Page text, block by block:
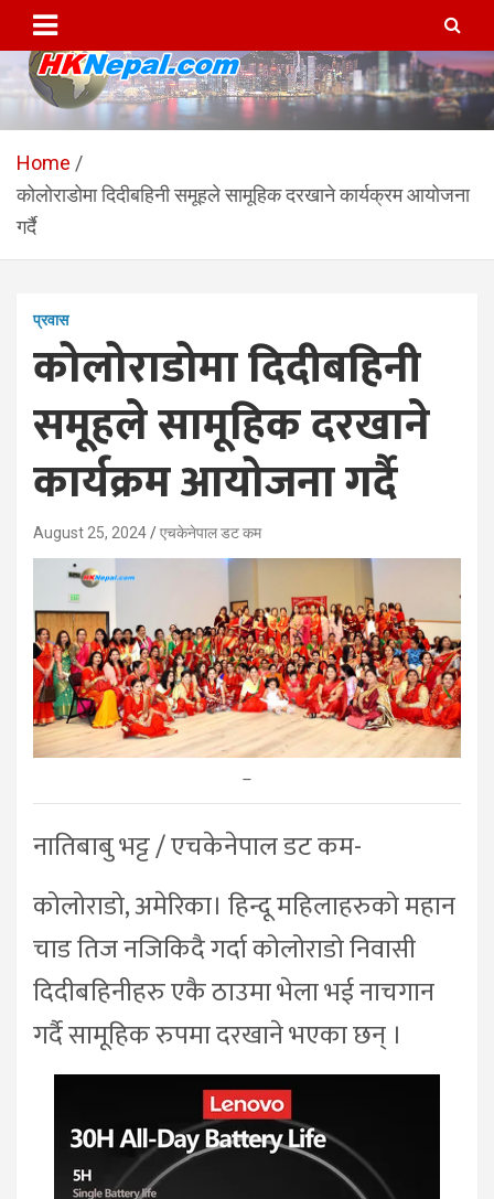
content
HKNepal.com – हङकङबाट
सञ्चालित पहिलो नेपाली अनलाईन
पत्रिका
hknepal, hknepal.com, hk nepal, hk nepal com
Home
कोलोराडोमा दिदीबहिनी समूहले सामूहिक दरखाने कार्यक्रम आयोजना
गर्दै
प्रवास
कोलोराडोमा दिदीबहिनी
समूहले सामूहिक दरखाने
कार्यक्रम आयोजना गर्दै
August 25, 2024 एचकेनेपाल डट कम
–
नातिबाबु भट्ट / एचकेनेपाल डट कम-
कोलोराडो, अमेरिका। हिन्दू महिलाहरुको महान
चाड तिज नजिकिदै गर्दा कोलोराडो निवासी
दिदीबहिनीहरु एकै ठाउमा भेला भई नाचगान
गर्दै सामूहिक रुपमा दरखाने भएका छन् ।